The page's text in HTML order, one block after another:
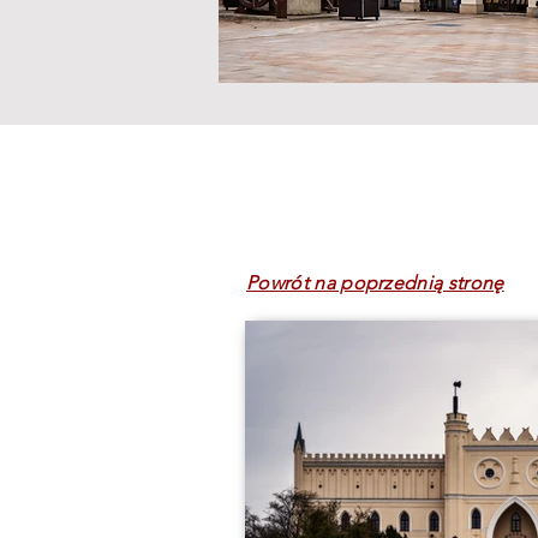
Powrót na poprzednią stronę